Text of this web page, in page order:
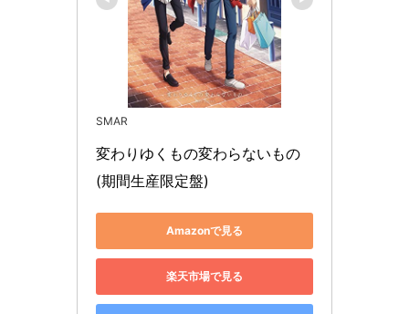
SMAR
変わりゆくもの変わらないもの
(期間生産限定盤)
Amazonで見る
楽天市場で見る